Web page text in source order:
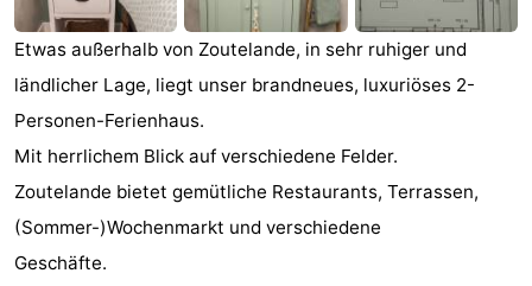
Valkenisse
Zee,
Bos
en
Duin
Hotels
Zimmer
(mit
Frühstück)
Lastminutes
Strand
Sehen
Etwas außerhalb von Zoutelande, in sehr ruhiger und
ländlicher Lage, liegt unser brandneues, luxuriöses 2-
Personen-Ferienhaus.
Mit herrlichem Blick auf verschiedene Felder.
Zoutelande bietet gemütliche Restaurants, Terrassen,
(Sommer-)Wochenmarkt und verschiedene
Geschäfte.